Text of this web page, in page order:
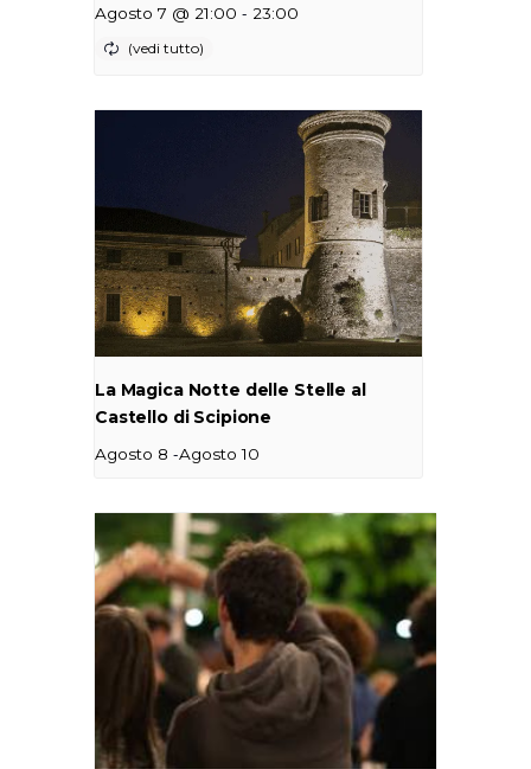
Agosto 7 @ 21:00 - 23:00
La Magica Notte delle Stelle al
Castello di Scipione
Agosto 8 -Agosto 10